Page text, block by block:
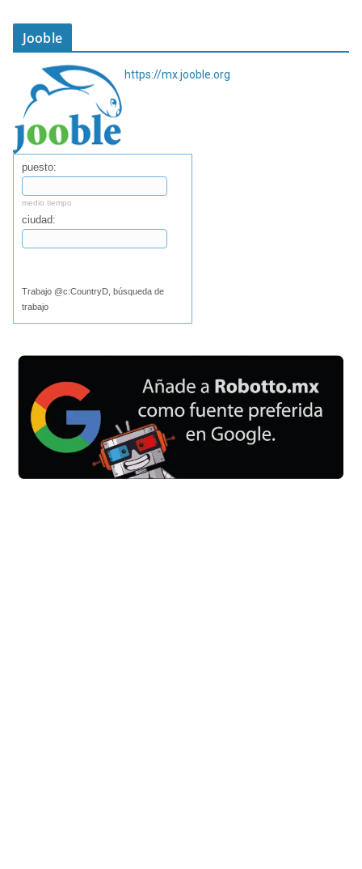
Jooble
https://mx.jooble.org
puesto:
medio tiempo
ciudad:
Trabajo @c:CountryD, búsqueda de
trabajo